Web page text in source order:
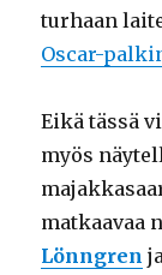
turhaan
Oscar-
Eikä tässä
myös
matkaavaa
Lönngren